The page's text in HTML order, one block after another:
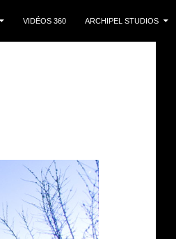
VIDÉOS 360 ARCHIPEL STUDIOS